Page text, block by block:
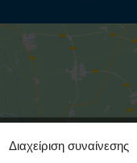
Διαχείριση συναίνεσης
εμπορικής προώθησης και να